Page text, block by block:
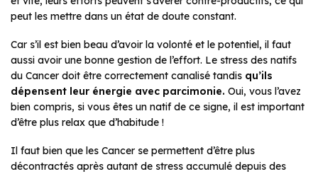
peut les mettre dans un état de doute constant.
Car s’il est bien beau d’avoir la volonté et le potentiel, il faut
aussi avoir une bonne gestion de l’effort. Le stress des natifs
du Cancer doit être correctement canalisé tandis qu’ils
dépensent leur énergie avec parcimonie. Oui, vous l’avez
bien compris, si vous êtes un natif de ce signe, il est important
d’être plus relax que d’habitude !
Il faut bien que les Cancer se permettent d’être plus
décontractés après autant de stress accumulé depuis des